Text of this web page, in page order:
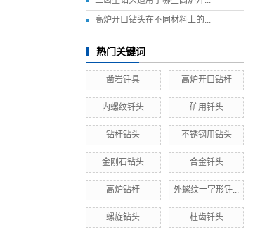
高炉开口钻头在不同材料上的...
热门关键词
凿岩钎具 高炉开口钻杆
内螺纹钎头 矿用钎头
钻杆钻头 不锈钢用钻头
金刚石钻头 合金钎头
高炉钻杆 外螺纹一字形钎...
螺旋钻头 柱齿钎头